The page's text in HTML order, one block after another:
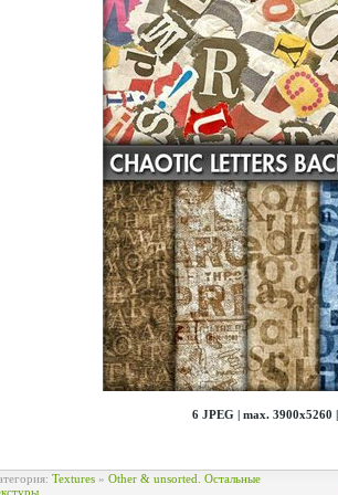
6 JPEG | max. 3900x5260
Textures» Other & unsorted. Остальные